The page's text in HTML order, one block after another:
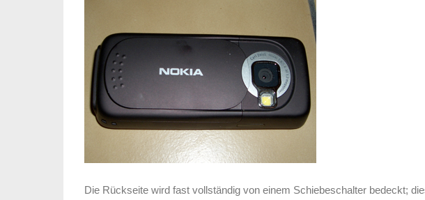
Die Rückseite wird fast vollständig von einem Schiebeschalter bedeckt;